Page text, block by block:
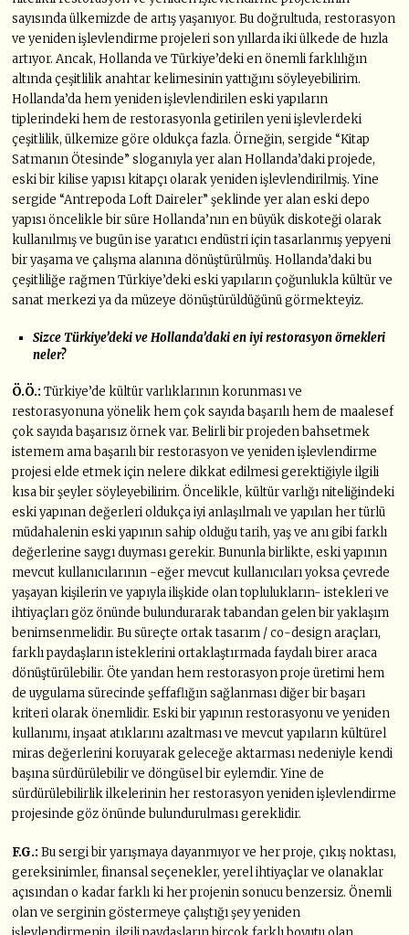
sayısında ülkemizde de artış yaşanıyor. Bu doğrultuda, restorasyon
ve yeniden işlevlendirme projeleri son yıllarda iki ülkede de hızla
artıyor. Ancak, Hollanda ve Türkiye’deki en önemli farklılığın
altında çeşitlilik anahtar kelimesinin yattığını söyleyebilirim.
Hollanda’da hem yeniden işlevlendirilen eski yapıların
tiplerindeki hem de restorasyonla getirilen yeni işlevlerdeki
çeşitlilik, ülkemize göre oldukça fazla. Örneğin, sergide “Kitap
Satmanın Ötesinde” sloganıyla yer alan Hollanda’daki projede,
eski bir kilise yapısı kitapçı olarak yeniden işlevlendirilmiş. Yine
sergide “Antrepoda Loft Daireler” şeklinde yer alan eski depo
yapısı öncelikle bir süre Hollanda’nın en büyük diskoteği olarak
kullanılmış ve bugün ise yaratıcı endüstri için tasarlanmış yepyeni
bir yaşama ve çalışma alanına dönüştürülmüş. Hollanda’daki bu
çeşitliliğe rağmen Türkiye’deki eski yapıların çoğunlukla kültür ve
sanat merkezi ya da müzeye dönüştürüldüğünü görmekteyiz.
Sizce Türkiye’deki ve Hollanda’daki en iyi restorasyon örnekleri
neler?
Ö.Ö.:Türkiye’de kültür varlıklarının korunması ve
restorasyonuna yönelik hem çok sayıda başarılı hem de maalesef
çok sayıda başarısız örnek var. Belirli bir projeden bahsetmek
istemem ama başarılı bir restorasyon ve yeniden işlevlendirme
projesi elde etmek için nelere dikkat edilmesi gerektiğiyle ilgili
kısa bir şeyler söyleyebilirim. Öncelikle, kültür varlığı niteliğindeki
eski yapınan değerleri oldukça iyi anlaşılmalı ve yapılan her türlü
müdahalenin eski yapının sahip olduğu tarih, yaş ve anı gibi farklı
değerlerine saygı duyması gerekir. Bununla birlikte, eski yapının
mevcut kullanıcılarının -eğer mevcut kullanıcıları yoksa çevrede
yaşayan kişilerin ve yapıyla ilişkide olan toplulukların- istekleri ve
ihtiyaçları göz önünde bulundurarak tabandan gelen bir yaklaşım
benimsenmelidir. Bu süreçte ortak tasarım / co-design araçları,
farklı paydaşların isteklerini ortaklaştırmada faydalı birer araca
dönüştürülebilir. Öte yandan hem restorasyon proje üretimi hem
de uygulama sürecinde şeffaflığın sağlanması diğer bir başarı
kriteri olarak önemlidir. Eski bir yapının restorasyonu ve yeniden
kullanımı, inşaat atıklarını azaltması ve mevcut yapıların kültürel
miras değerlerini koruyarak geleceğe aktarması nedeniyle kendi
başına sürdürülebilir ve döngüsel bir eylemdir. Yine de
sürdürülebilirlik ilkelerinin her restorasyon yeniden işlevlendirme
projesinde göz önünde bulundurulması gereklidir.
F.G.: Bu sergi bir yarışmaya dayanmıyor ve her proje, çıkış noktası,
gereksinimler, finansal seçenekler, yerel ihtiyaçlar ve olanaklar
açısından o kadar farklı ki her projenin sonucu benzersiz. Önemli
olan ve serginin göstermeye çalıştığı şey yeniden